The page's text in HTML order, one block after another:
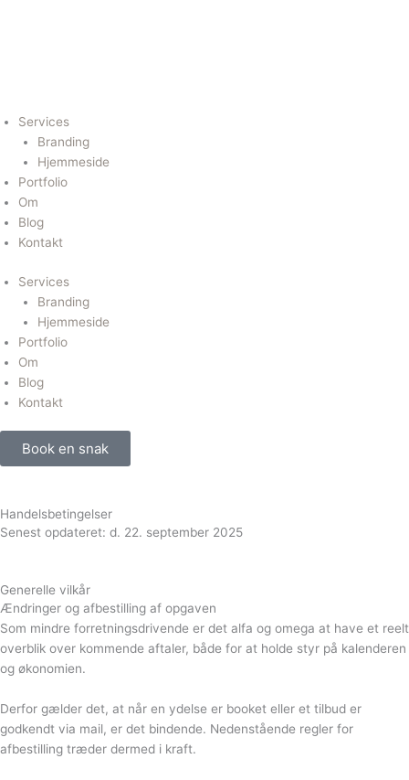
s
t
a
g
r
a
m
o
n
i
e
d
i
n
Services
Branding
Hjemmeside
Portfolio
Om
Blog
Kontakt
Services
Branding
Hjemmeside
Portfolio
Om
Blog
Kontakt
Book en snak
Handelsbetingelser
Senest opdateret: d. 22. september 2025
Generelle vilkår
Ændringer og afbestilling af opgaven
Som mindre forretningsdrivende er det alfa og omega at have et reelt
overblik over kommende aftaler, både for at holde styr på kalenderen
og økonomien.
Derfor gælder det, at når en ydelse er booket eller et tilbud er
godkendt via mail, er det bindende. Nedenstående regler for
afbestilling træder dermed i kraft.